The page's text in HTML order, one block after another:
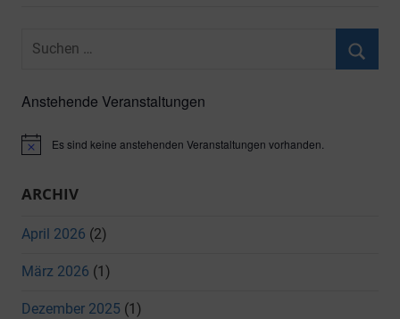
Suchen
Anstehende Veranstaltungen
HinweisEs sind keine anstehenden Veranstaltungen vorhanden.
ARCHIV
April 2026 (2)
März 2026 (1)
Dezember 2025 (1)